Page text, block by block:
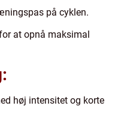
på cyklen.
at opnå maksimal
høj intensitet og korte